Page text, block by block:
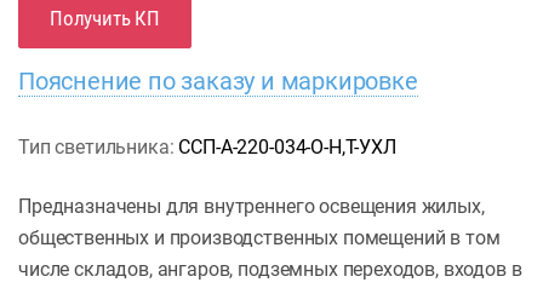
Получить КП
Пояснение по заказу и маркировке
Тип светильника: ССП-А-220-034-О-Н,Т-УХЛ
Предназначены для внутреннего освещения жилых,
общественных и производственных помещений в том
числе складов, ангаров, подземных переходов, входов в